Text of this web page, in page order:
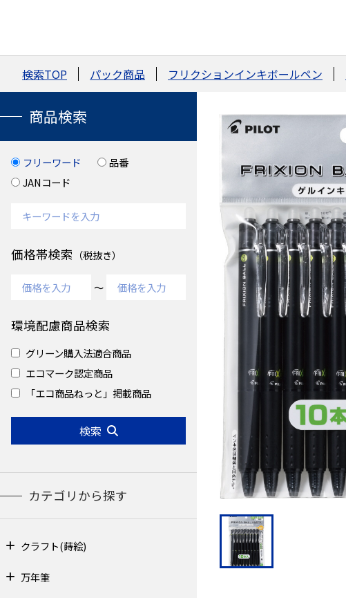
検索TOP パック商品 フリクションインキボールペン
商品検索
フリーワード
品番
JANコード
価格帯検索 （税抜き）
～
環境配慮商品検索
グリーン購入法適合商品
エコマーク認定商品
「エコ商品ねっと」掲載商品
検索
カテゴリから探す
クラフト(蒔絵)
万年筆